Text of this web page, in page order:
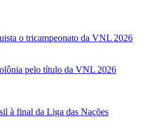
o tricampeonato da VNL 2026
pelo título da VNL 2026
à final da Liga das Nações